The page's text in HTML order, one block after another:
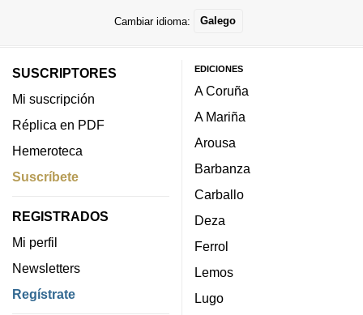
Cambiar idioma: Galego
SUSCRIPTORES
Mi suscripción
Réplica en PDF
Hemeroteca
Suscríbete
REGISTRADOS
Mi perfil
Newsletters
Regístrate
EDICIONES
A Coruña
A Mariña
Arousa
Barbanza
Carballo
Deza
Ferrol
Lemos
Lugo